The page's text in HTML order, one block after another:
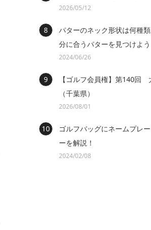
2026/05/12
パターのネック形状は何種
分に合うパターを見つけよう
2024/06/26
【ゴルフ会員権】第140回
（千葉県）
2026/08/01
ゴルフバッグにネームプレ
ーを解説！
2024/02/08